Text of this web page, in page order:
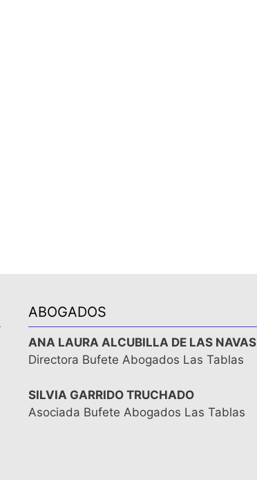
ABOGADOS
ANA LAURA ALCUBILLA DE LAS NAVAS
Directora Bufete Abogados Las Tablas
SILVIA GARRIDO TRUCHADO
Asociada Bufete Abogados Las Tablas